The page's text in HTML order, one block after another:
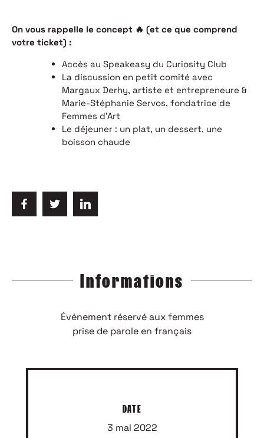
On vous rappelle le concept 🔥 (et ce que comprend
votre ticket) :
Accès au Speakeasy du Curiosity Club
La discussion en petit comité avec
Margaux Derhy, artiste et entrepreneure &
Marie-Stéphanie Servos, fondatrice de
Femmes d’Art
Le déjeuner : un plat, un dessert, une
boisson chaude
Informations
Événement réservé aux femmes
prise de parole en français
DATE
3 mai 2022